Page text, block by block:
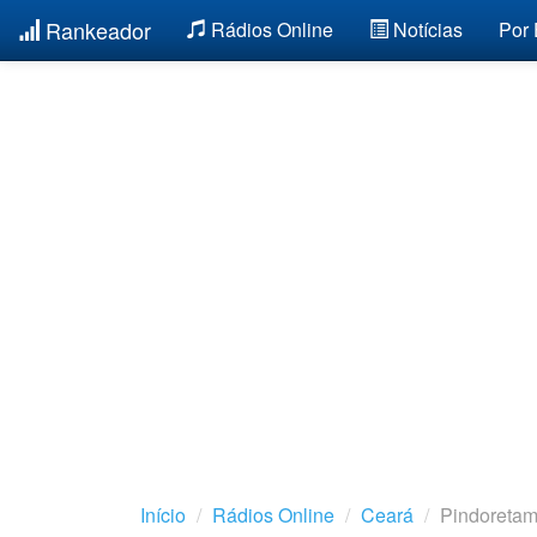
Rankeador Rádios Online Notícias Por
Início Rádios Online Ceará